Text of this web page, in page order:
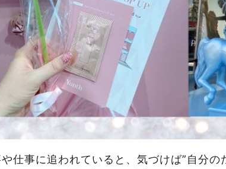
仕事に追われていると、気づけば”自分の